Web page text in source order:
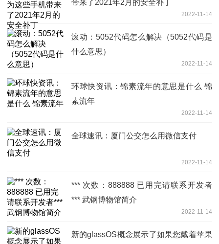
带来了2021年2月的安全补丁
2022-11-14
滚动：5052代码怎么解决（5052代码是
什么意思）
2022-11-14
环球快资讯：锦素流年的意思是什么 锦
素流年
2022-11-14
全球速讯：厦门公交怎么用微信支付
2022-11-14
*** 次数：888888 已用完请联系开发者
*** 武钢博物馆简介
2022-11-14
新的glassOS概念展示了如果您戴着苹果